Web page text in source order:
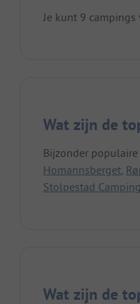
Je kunt 9 campings
Wat zijn de
Bijzonder
Homannsberget,
Stolpestad Camping
Wat zijn de